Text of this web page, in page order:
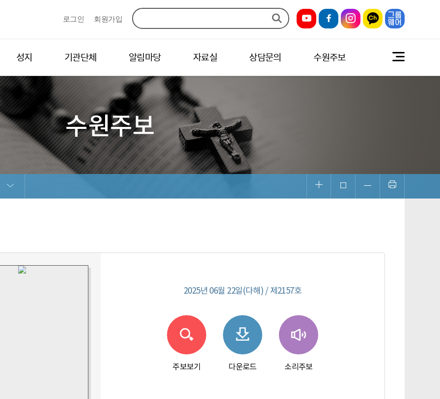
로그인 회원가입
성지 기관단체 알림마당 자료실 상담문의 수원주보
수원주보
2025년 06월 22일(다해) / 제2157호
PDF로 보기
주보보기
다운로드
다운로드
소리주보
소리주보